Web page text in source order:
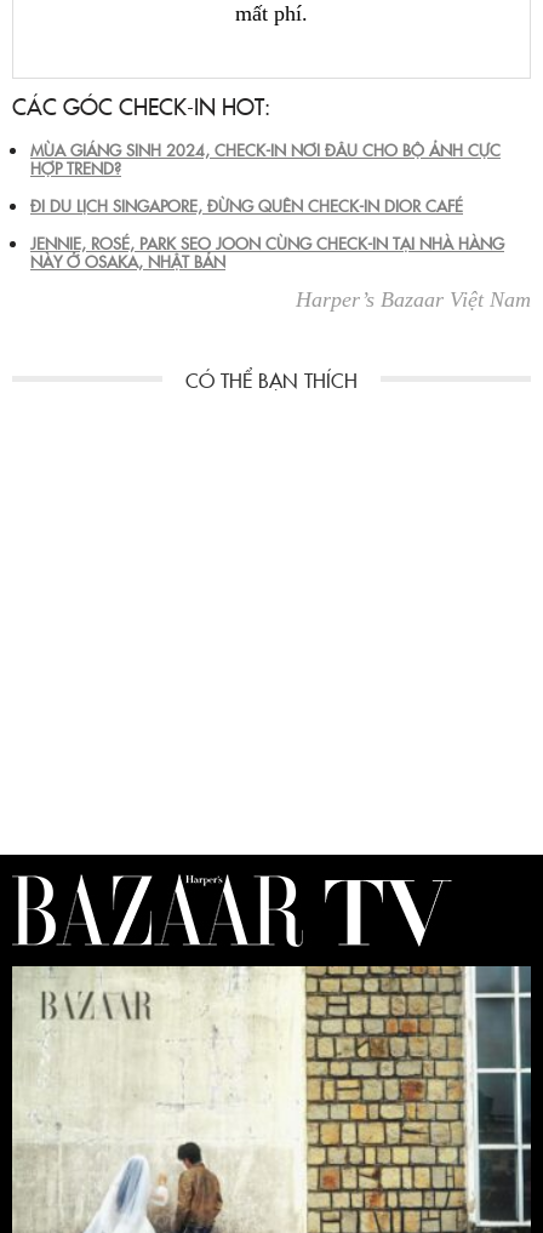
mất phí.
CÁC GÓC CHECK-IN HOT:
MÙA GIÁNG SINH 2024, CHECK-IN NƠI ĐÂU CHO BỘ ẢNH CỰC
HỢP TREND?
ĐI DU LỊCH SINGAPORE, ĐỪNG QUÊN CHECK-IN DIOR CAFÉ
JENNIE, ROSÉ, PARK SEO JOON CÙNG CHECK-IN TẠI NHÀ HÀNG
NÀY Ở OSAKA, NHẬT BẢN
Harper’s Bazaar Việt Nam